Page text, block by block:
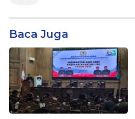
Baca Juga